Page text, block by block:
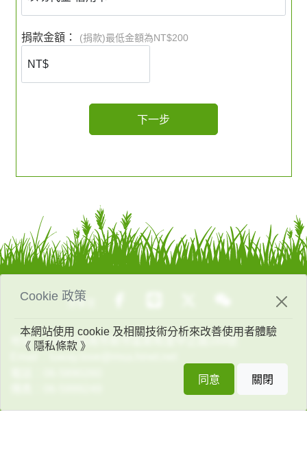
捐款金額： (捐款)最低金額為NT$200
下一步
Cookie 政策
本網站使用 cookie 及相關技術分析來改善使用者體驗
《 隱私條款 》
同意 關閉
分享至
地址：74447台南市新市區新和里中正路169號